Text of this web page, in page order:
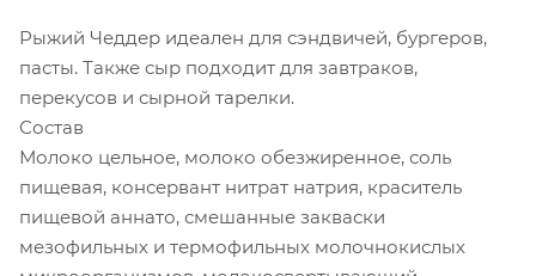
Рыжий Чеддер идеален для сэндвичей, бургеров,
пасты. Также сыр подходит для завтраков,
перекусов и сырной тарелки.
Состав
Молоко цельное, молоко обезжиренное, соль
пищевая, консервант нитрат натрия, краситель
пищевой аннато, смешанные закваски
мезофильных и термофильных молочнокислых